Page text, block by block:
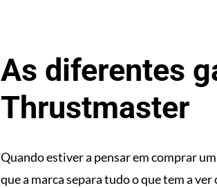
As diferentes
Thrustmaster
Quando estiver a pensar em comprar
que a marca separa tudo o que tem a